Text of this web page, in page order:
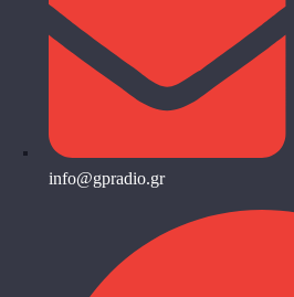
info@gpradio.gr